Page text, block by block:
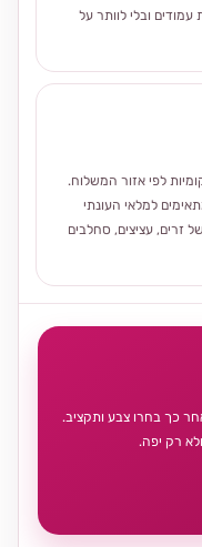
ובלי לוותר על
לפי אזור המשלוח.
למלאי העונתי
זרים, עציצים, סחלבים
כך בחרו צבע ותקציב.
רק יפה.